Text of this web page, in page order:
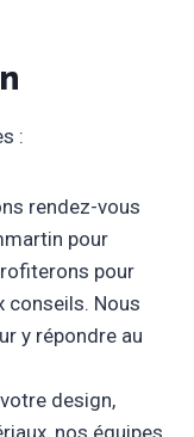
:
rendez-vous
pour
pour
conseils. Nous
y répondre au
design,
nos équipes